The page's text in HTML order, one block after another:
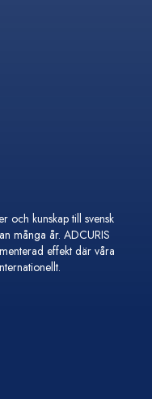
och kunskap till svensk
många år. ADCURIS
effekt där våra